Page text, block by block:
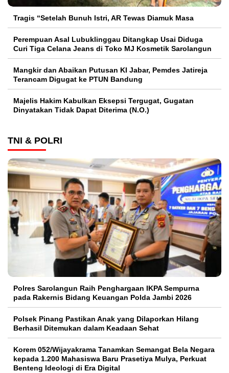
Tragis “Setelah Bunuh Istri, AR Tewas Diamuk Masa
Perempuan Asal Lubuklinggau Ditangkap Usai Diduga
Curi Tiga Celana Jeans di Toko MJ Kosmetik Sarolangun
Mangkir dan Abaikan Putusan KI Jabar, Pemdes Jatireja
Terancam Digugat ke PTUN Bandung
Majelis Hakim Kabulkan Eksepsi Tergugat, Gugatan
Dinyatakan Tidak Dapat Diterima (N.O.)
TNI & POLRI
Polres Sarolangun Raih Penghargaan IKPA Sempurna
pada Rakernis Bidang Keuangan Polda Jambi 2026
Polsek Pinang Pastikan Anak yang Dilaporkan Hilang
Berhasil Ditemukan dalam Keadaan Sehat
Korem 052/Wijayakrama Tanamkan Semangat Bela Negara
kepada 1.200 Mahasiswa Baru Prasetiya Mulya, Perkuat
Benteng Ideologi di Era Digital